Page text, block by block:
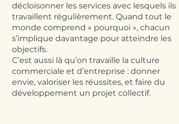
décloisonner les services avec lesquels ils
travaillent régulièrement. Quand tout le
monde comprend « pourquoi », chacun
s’implique davantage pour atteindre les
objectifs.
C’est aussi là qu’on travaille la culture
commerciale et d’entreprise : donner
envie, valoriser les réussites, et faire du
développement un projet collectif.